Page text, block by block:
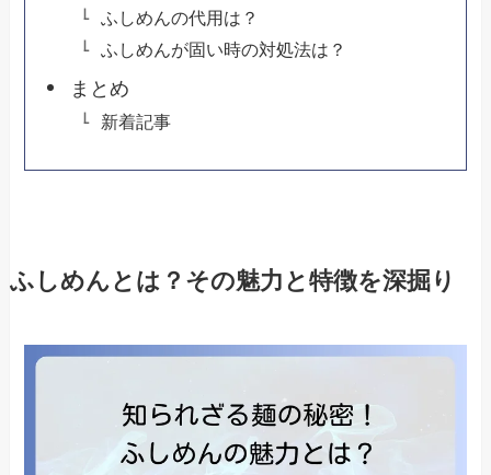
ふしめんの代用は？
ふしめんが固い時の対処法は？
まとめ
新着記事
ふしめんとは？その魅力と特徴を深掘り